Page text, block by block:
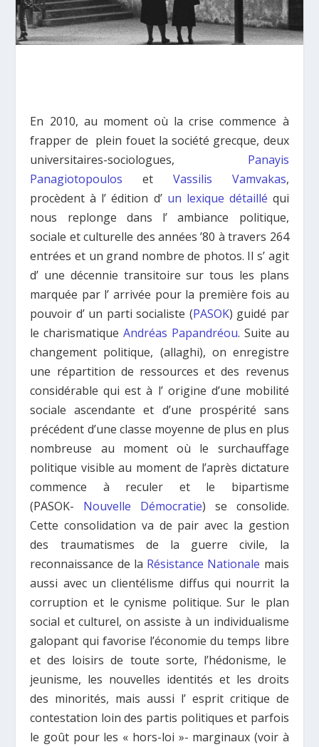
Εn 2010, au moment où la crise commence à
frapper de plein fouet la société grecque, deux
universitaires-sociologues, Panayis
Panagiotopoulos et Vassilis Vamvakas,
procèdent à l’ édition d’ un lexique détaillé qui
nous replonge dans l’ ambiance politique,
sociale et culturelle des années ’80 à travers 264
entrées et un grand nombre de photos. Ιl s’ agit
d’ une décennie transitoire sur tous les plans
marquée par l’ arrivée pour la première fois au
pouvoir d’ un parti socialiste (PASOK) guidé par
le charismatiqueAndréas Papandréou. Suite au
changement politique, (allaghi), on enregistre
une répartition de ressources et des revenus
considérable qui est à l’ origine d’une mobilité
sociale ascendante et d’une prospérité sans
précédent d’une classe moyenne de plus en plus
nombreuse au moment où le surchauffage
politique visible au moment de l’après dictature
commence à reculer et le bipartisme
(PASOK- Nouvelle Démocratie) se consolide.
Cette consolidation va de pair avec la gestion
des traumatismes de la guerre civile, la
reconnaissance de la Résistance Nationale mais
aussi avec un clientélisme diffus qui nourrit la
corruption et le cynisme politique. Sur le plan
social et culturel, on assiste à un individualisme
galopant qui favorise l’économie du temps libre
et des loisirs de toute sorte, l’hédonisme, le
jeunisme, les nouvelles identités et les droits
des minorités, mais aussi l’ esprit critique de
contestation loin des partis politiques et parfois
le goût pour les « hors-loi »- marginaux (voir à